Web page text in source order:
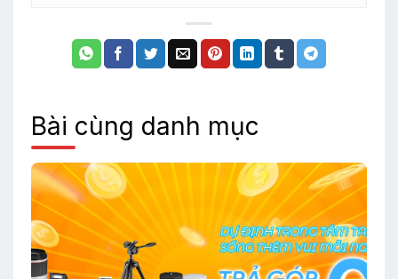
Bài cùng danh mục